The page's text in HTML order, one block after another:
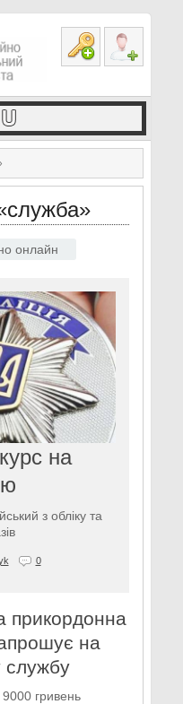
онлайн
на
з обліку та
0
прикордонна
на
службу
гривень